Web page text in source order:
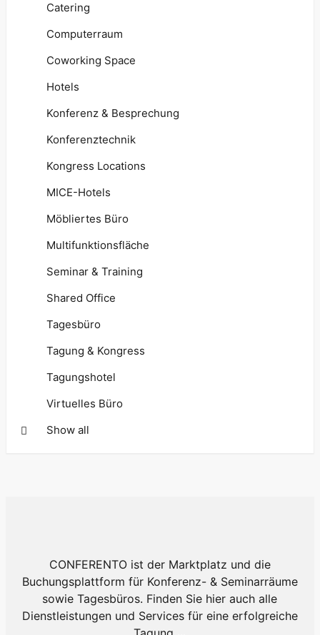
Catering
Computerraum
Coworking Space
Hotels
Konferenz & Besprechung
Konferenztechnik
Kongress Locations
MICE-Hotels
Möbliertes Büro
Multifunktionsfläche
Seminar & Training
Shared Office
Tagesbüro
Tagung & Kongress
Tagungshotel
Virtuelles Büro
Show all
CONFERENTO ist der Marktplatz und die
Buchungsplattform für Konferenz- & Seminarräume
sowie Tagesbüros. Finden Sie hier auch alle
Dienstleistungen und Services für eine erfolgreiche